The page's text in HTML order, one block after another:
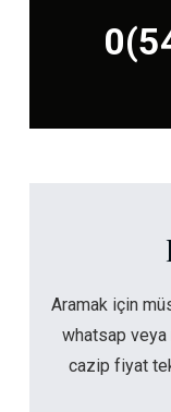
Aramak için
whatsap veya
cazip fiyat